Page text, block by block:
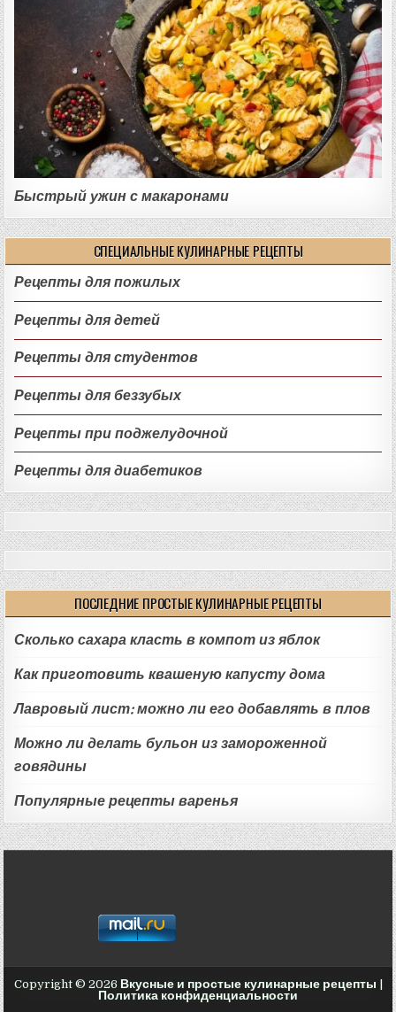
Быстрый ужин с макаронами
СПЕЦИАЛЬНЫЕ КУЛИНАРНЫЕ РЕЦЕПТЫ
Рецепты для пожилых
Рецепты для детей
Рецепты для студентов
Рецепты для беззубых
Рецепты при поджелудочной
Рецепты для диабетиков
ПОСЛЕДНИЕ ПРОСТЫЕ КУЛИНАРНЫЕ РЕЦЕПТЫ
Сколько сахара класть в компот из яблок
Как приготовить квашеную капусту дома
Лавровый лист: можно ли его добавлять в плов
Можно ли делать бульон из замороженной
говядины
Популярные рецепты варенья
Copyright © 2026 Вкусные и простые кулинарные рецепты
Политика конфиденциальности